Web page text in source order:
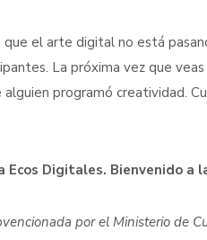
el arte digital no está
La próxima vez que
alguien programó creatividad.
Ecos Digitales. Bienvenido a
por el Ministerio de